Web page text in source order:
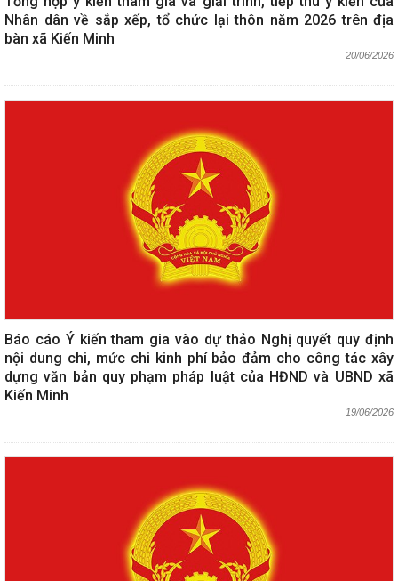
Nhân dân về sắp xếp, tổ chức lại thôn năm 2026 trên địa
bàn xã Kiến Minh
20/06/2026
Báo cáo Ý kiến tham gia vào dự thảo Nghị quyết quy định
nội dung chi, mức chi kinh phí bảo đảm cho công tác xây
dựng văn bản quy phạm pháp luật của HĐND và UBND xã
Kiến Minh
19/06/2026